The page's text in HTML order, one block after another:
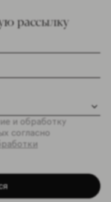
рассылку
и обработку
согласно